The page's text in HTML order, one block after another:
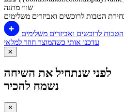
שווי מתנה
הטבות לרוכשים ואביזרים משלימים
לרוכשים ואביזרים משלימים
עדכנו אותי כשהמוצר חוזר למלאי
✕
לפני שנתחיל את השיחה
נשמח להכיר
✕